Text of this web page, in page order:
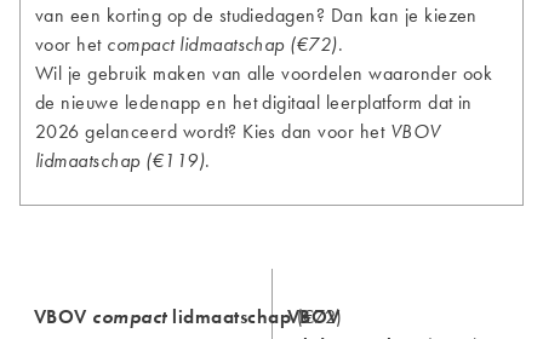
van een korting op de studiedagen? Dan kan je kiezen
voor het compact lidmaatschap (€72).
Wil je gebruik maken van alle voordelen waaronder ook
de nieuwe ledenapp en het digitaal leerplatform dat in
2026 gelanceerd wordt? Kies dan voor het VBOV
lidmaatschap (€119).
VBOV compactlidmaatschap(€72)
VBOV